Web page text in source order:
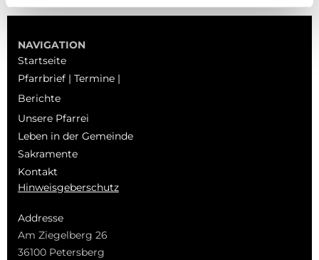
NAVIGATION
Startseite
Pfarrbrief | Termine |
Berichte
Unsere Pfarrei
Leben in der Gemeinde
Sakramente
Kontakt
Hinweisgeberschutz
Addresse
Am Ziegelberg 26
36100 Petersberg